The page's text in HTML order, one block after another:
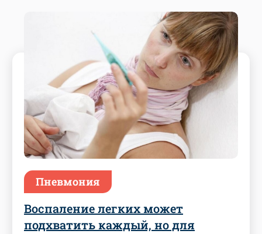
Пневмония
Воспаление легких может
подхватить каждый, но для